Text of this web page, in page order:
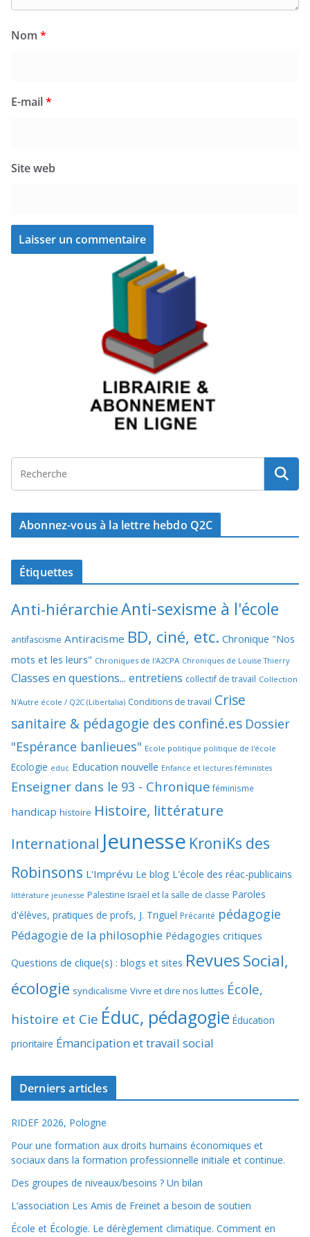
Nom *
E-mail*
Site web
Abonnez-vous à la lettre hebdo Q2C
Étiquettes
Anti-hiérarchieAnti-sexisme à l'école
antifascisme Antiracisme BD, ciné, etc. Chronique "Nos
mots et les leurs" Chroniques de l'A2CPA Chroniques de Louise Thierry
Classes en questions... entretiens collectif de travail Collection
N'Autre école / Q2C (Libertalia) Conditions de travail Crise
sanitaire & pédagogie des confiné.es Dossier
"Espérance banlieues" Ecole politique politique de l'école
Ecologie educ Education nouvelle Enfance et lectures féministes
Enseigner dans le 93 - Chronique féminisme
handicap histoire Histoire, littérature
International Jeunesse KroniKs des
Robinsons L'Imprévu Le blog L'école des réac-publicains
littérature jeunesse Palestine Israël et la salle de classe Paroles
d'élèves, pratiques de profs, J. Triguel Précarité pédagogie
Pédagogie de la philosophie Pédagogies critiques
Questions de clique(s) : blogs et sites RevuesSocial,
écologie syndicalisme Vivre et dire nos luttes École,
histoire et Cie Éduc, pédagogie Éducation
prioritaire Émancipation et travail social
Derniers articles
RIDEF 2026, Pologne
Pour une formation aux droits humains économiques et
sociaux dans la formation professionnelle initiale et continue.
Des groupes de niveaux/besoins ? Un bilan
L’association Les Amis de Freinet a besoin de soutien
École et Écologie. Le dérèglement climatique. Comment en